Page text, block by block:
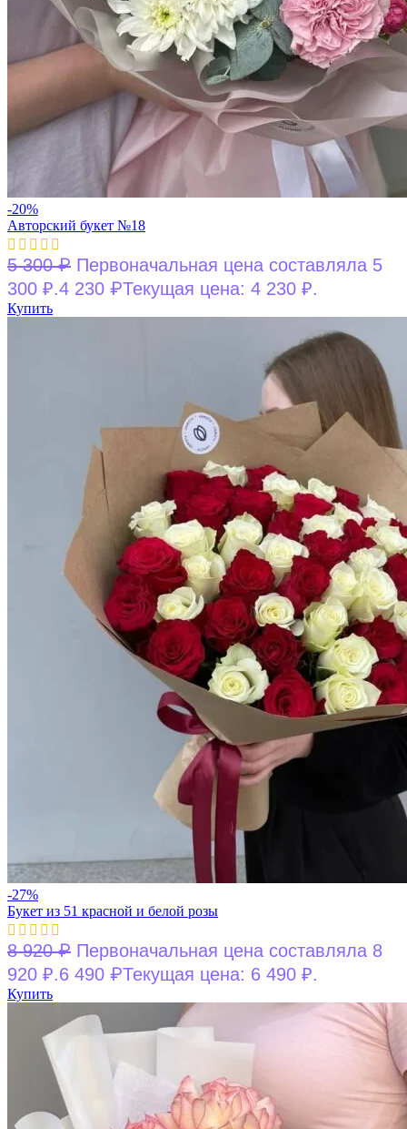
-20%
Авторский букет №18
5 300₽ Первоначальная цена составляла 5
300 ₽.4 230 ₽Текущая цена: 4 230 ₽.
Купить
-27%
Букет из 51 красной и белой розы
8 920₽ Первоначальная цена составляла 8
920 ₽.6 490 ₽Текущая цена: 6 490 ₽.
Купить